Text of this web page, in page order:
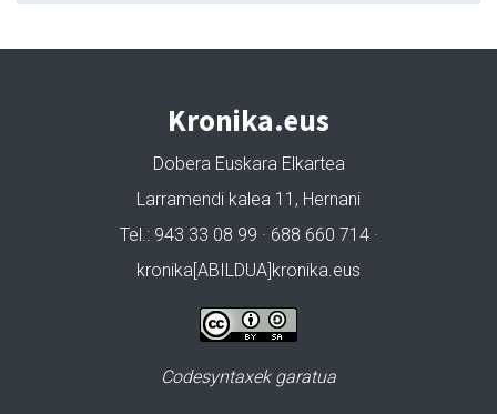
Kronika.eus
Dobera Euskara Elkartea
Larramendi kalea 11, Hernani
Tel.: 943 33 08 99 · 688 660 714 ·
kronika[ABILDUA]kronika.eus
Codesyntaxek garatua